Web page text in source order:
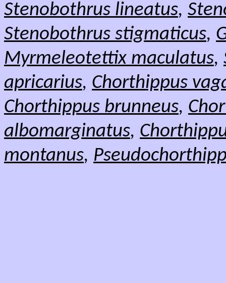
Stenobothrus lineatus,
Stenobothrus stigmaticus,
Myrmeleotettix maculatus,
apricarius, Chorthippus
Chorthippus brunneus,
albomarginatus,
montanus,